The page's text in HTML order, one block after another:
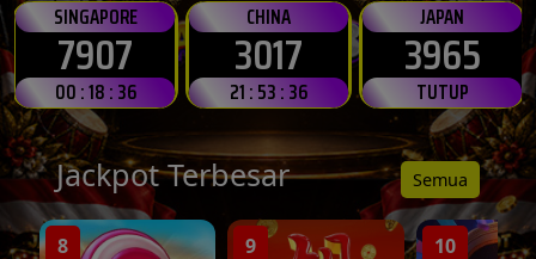
SINGAPORE
7907
00 : 18 : 33
CHINA
3017
21 : 53 : 33
JAPAN
3965
TUTUP
Jackpot Terbesar Semua
8 9 10